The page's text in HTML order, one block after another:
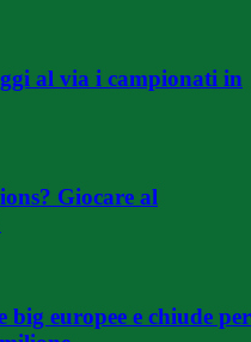
al via i campionati in
Giocare al
europee e chiude per